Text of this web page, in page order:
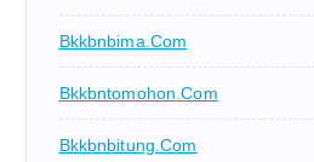
Bkkbnbima.com
Bkkbntomohon.com
Bkkbnbitung.com